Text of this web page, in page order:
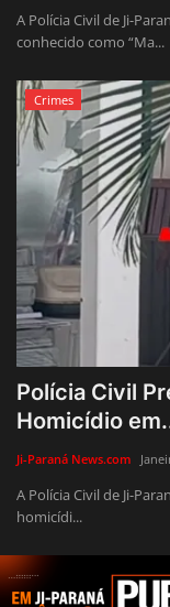
A Polícia Civil de Ji-
conhecido como “Ma...
Crimes
Polícia Civil
Homicídio
Ji-Paraná News.com
A Polícia Civil de Ji-
homicídi...